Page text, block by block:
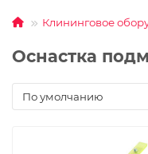
Клининговое
Оснастка